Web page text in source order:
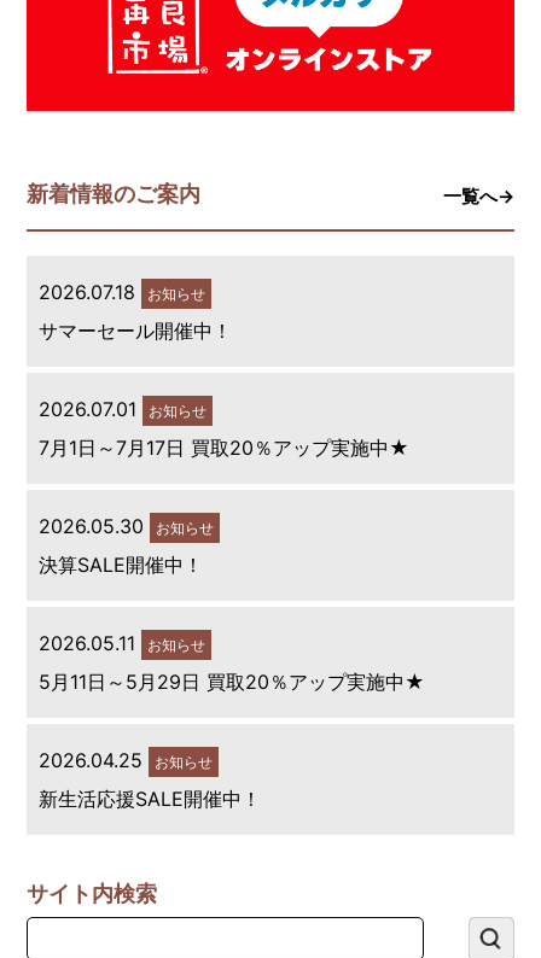
新着情報のご案内 一覧へ→
2026.07.18 お知らせ
サマーセール開催中！
2026.07.01 お知らせ
7月1日～7月17日 買取20％アップ実施中★
2026.05.30 お知らせ
決算SALE開催中！
2026.05.11 お知らせ
5月11日～5月29日 買取20％アップ実施中★
2026.04.25 お知らせ
新生活応援SALE開催中！
サイト内検索